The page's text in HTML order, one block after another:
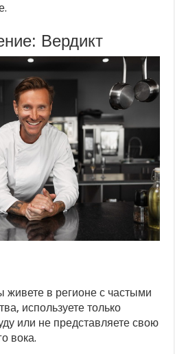
Вердикт
живете в регионе с частыми
используете только
или не представляете свою
вока.